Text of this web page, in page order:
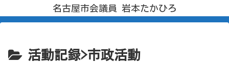
名古屋市会議員 岩本たかひろ
活動記録>市政活動